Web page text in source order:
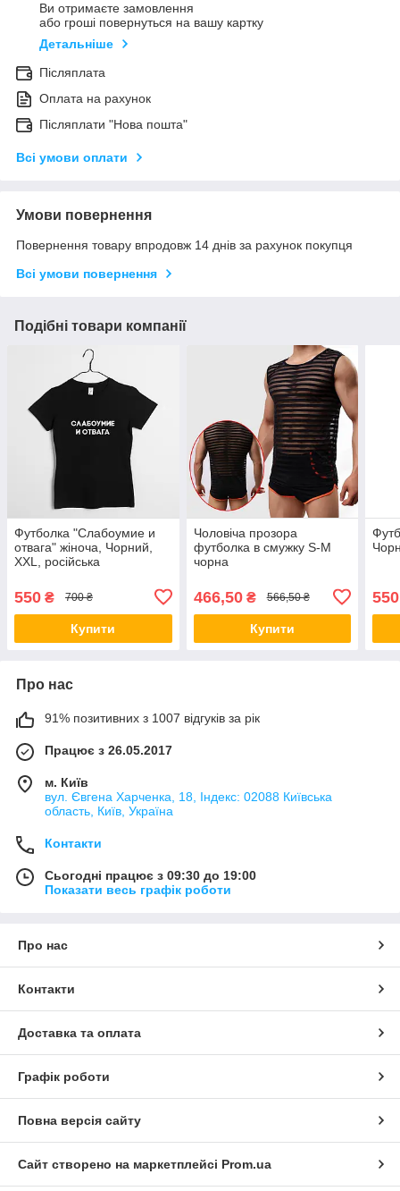
Ви отримаєте замовлення
або гроші повернуться на вашу картку
Детальніше
Післяплата
Оплата на рахунок
Післяплати "Нова пошта"
Всі умови оплати
Умови повернення
Повернення товару впродовж 14 днів за рахунок покупця
Всі умови повернення
Подібні товари компанії
Футболка "Слабоумие и
отвага" жіноча, Чорний,
XXL, російська
550 ₴ 700 ₴
Купити
Чоловіча прозора
футболка в смужку S-M
чорна
466,50₴ 566,50 ₴
Купити
550
Про нас
91% позитивних з 1007 відгуків за рік
Працює з 26.05.2017
м. Київ
вул. Євгена Харченка, 18, Індекс: 02088 Київська
область, Київ, Україна
Контакти
Сьогодні працює з 09:30 до 19:00
Показати весь графік роботи
Про нас
Контакти
Доставка та оплата
Графік роботи
Повна версія сайту
Сайт створено на маркетплейсі Prom.ua